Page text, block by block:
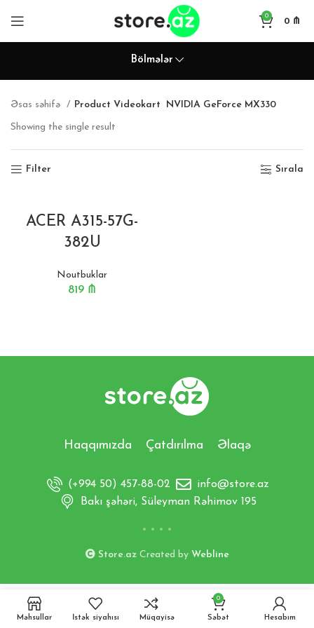
0
0 ₼
Bölmələr
Əsas səhifə Product Videokart NVIDIA GeForce MX330
Showing the single result
Filter Sırala
ACER A315-57G-
382U
Noutbuklar
819 ₼
Haqqımızda Çatdırılma Əlaqə
(+994 50) 457-88-02
info@store.az
Bakı şəhəri, Süleyman Rəhimov 195
Store.azCreated by Webline
Məhsullar İstək siyahısı Müqayisə
0
Səbət Hesabım